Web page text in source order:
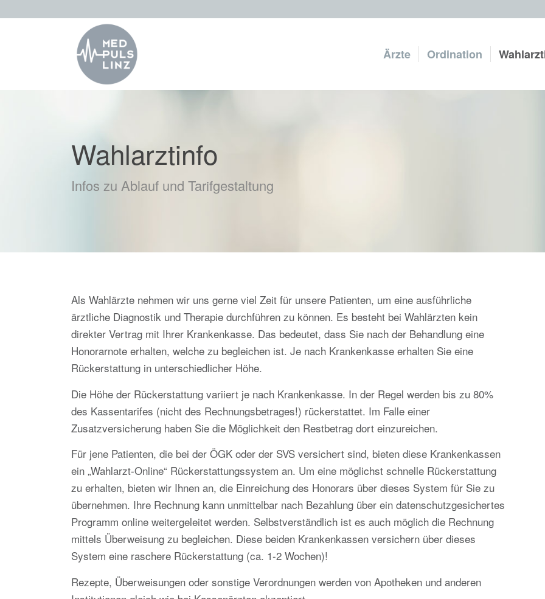
Ärzte Ordination
Wahlarztinfo
Infos zu Ablauf und Tarifgestaltung
Als Wahlärzte nehmen wir uns gerne viel Zeit für unsere Patienten, um eine ausführliche
ärztliche Diagnostik und Therapie durchführen zu können. Es besteht bei Wahlärzten kein
direkter Vertrag mit Ihrer Krankenkasse. Das bedeutet, dass Sie nach der Behandlung eine
Honorarnote erhalten, welche zu begleichen ist. Je nach Krankenkasse erhalten Sie eine
Rückerstattung in unterschiedlicher Höhe.
Die Höhe der Rückerstattung variiert je nach Krankenkasse. In der Regel werden bis zu 80%
des Kassentarifes (nicht des Rechnungsbetrages!) rückerstattet. Im Falle einer
Zusatzversicherung haben Sie die Möglichkeit den Restbetrag dort einzureichen.
Für jene Patienten, die bei der ÖGK oder der SVS versichert sind, bieten diese Krankenkassen
ein „Wahlarzt-Online“ Rückerstattungssystem an. Um eine möglichst schnelle Rückerstattung
zu erhalten, bieten wir Ihnen an, die Einreichung des Honorars über dieses System für Sie zu
übernehmen. Ihre Rechnung kann unmittelbar nach Bezahlung über ein datenschutzgesichertes
Programm online weitergeleitet werden. Selbstverständlich ist es auch möglich die Rechnung
mittels Überweisung zu begleichen. Diese beiden Krankenkassen versichern über dieses
System eine raschere Rückerstattung (ca. 1-2 Wochen)!
Rezepte, Überweisungen oder sonstige Verordnungen werden von Apotheken und anderen